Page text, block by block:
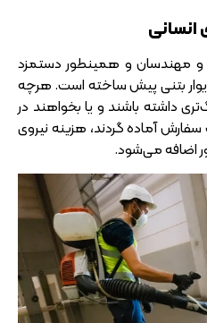
مهندسان و همینطور دستمزد
بتنی پیش ساخته است. هرچه
داشته باشند و یا بخواهند در
آماده گردند، هزینه نیروی
اضافه می‌شود.